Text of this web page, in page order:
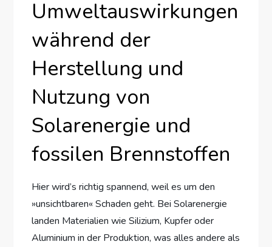
Umweltauswirkungen
während der
Herstellung und
Nutzung von
Solarenergie und
fossilen Brennstoffen
Hier wird’s richtig spannend, weil es um den
»unsichtbaren« Schaden geht. Bei Solarenergie
landen Materialien wie Silizium, Kupfer oder
Aluminium in der Produktion, was alles andere als